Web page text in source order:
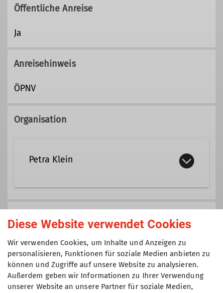
Öffentliche Anreise
Ja
Anreisehinweis
ÖPNV
Organisation
Petra Klein
petra.klein@dav-tak.de
Qualifikationen
Trainerin C Bergsteigen
Seniorengruppe - die Senior
Mankeis
Diese Website verwendet Cookies
Wir verwenden Cookies, um Inhalte und Anzeigen zu
personalisieren, Funktionen für soziale Medien anbieten zu
können und Zugriffe auf unsere Website zu analysieren.
Außerdem geben wir Informationen zu Ihrer Verwendung
unserer Website an unsere Partner für soziale Medien,